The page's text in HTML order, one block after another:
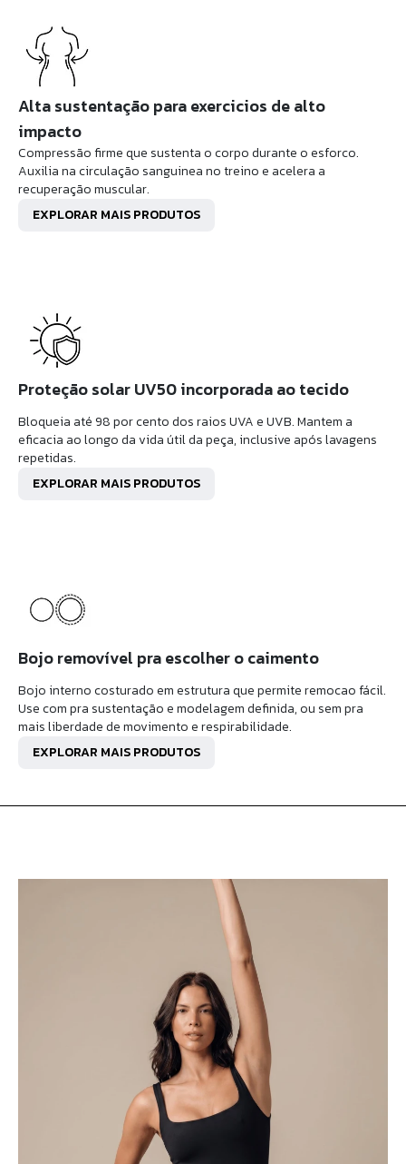
Alta sustentação para exercicios de alto
impacto
Compressão firme que sustenta o corpo durante o esforco.
Auxilia na circulação sanguinea no treino e acelera a
recuperação muscular.
EXPLORAR MAIS PRODUTOS
Proteção solar UV50 incorporada ao tecido
Bloqueia até 98 por cento dos raios UVA e UVB. Mantem a
eficacia ao longo da vida útil da peça, inclusive após lavagens
repetidas.
EXPLORAR MAIS PRODUTOS
Bojo removível pra escolher o caimento
Bojo interno costurado em estrutura que permite remocao fácil.
Use com pra sustentação e modelagem definida, ou sem pra
mais liberdade de movimento e respirabilidade.
EXPLORAR MAIS PRODUTOS